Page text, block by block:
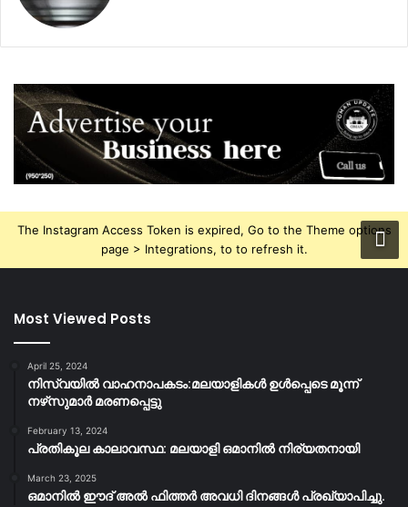
The Instagram Access Token is expired, Go to the Theme options
page > Integrations, to to refresh it.
Most Viewed Posts
April 25, 2024
നിസ്‌വയിൽ വാഹനാപകടം:മലയാളികള്‍ ഉള്‍പ്പെടെ മൂന്ന്
നഴ്‌സുമാര്‍ മരണപ്പെട്ടു
February 13, 2024
പ്രതികൂല കാലാവസ്ഥ: മലയാളി ഒമാനിൽ നിര്യതനായി
March 23, 2025
ഒമാനിൽ ഈദ് അൽ ഫിത്തർ അവധി ദിനങ്ങൾ പ്രഖ്യാപിച്ചു.